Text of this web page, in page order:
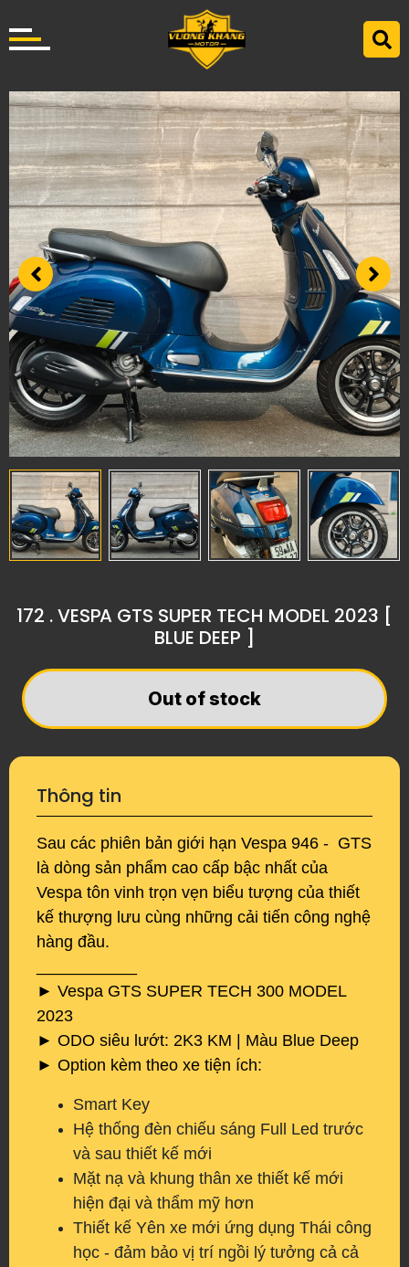
172 . VESPA GTS SUPER TECH MODEL 2023 [
BLUE DEEP ]
Out of stock
Thông tin
Sau các phiên bản giới hạn Vespa 946 - GTS
là dòng sản phẩm cao cấp bậc nhất của
Vespa tôn vinh trọn vẹn biểu tượng của thiết
kế thượng lưu cùng những cải tiến công nghệ
hàng đầu.
► Vespa GTS SUPER TECH 300 MODEL
2023
► ODO siêu lướt: 2K3 KM | Màu Blue Deep
► Option kèm theo xe tiện ích:
Smart Key
Hệ thống đèn chiếu sáng Full Led trước
và sau thiết kế mới
Mặt nạ và khung thân xe thiết kế mới
hiện đại và thẩm mỹ hơn
Thiết kế Yên xe mới ứng dụng Thái công
học - đảm bảo vị trí ngồi lý tưởng cả cả